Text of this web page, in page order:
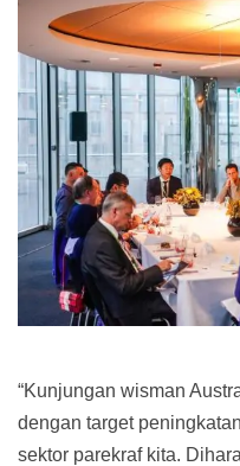
“Kunjungan wisman
dengan target
sektor parekraf kita.